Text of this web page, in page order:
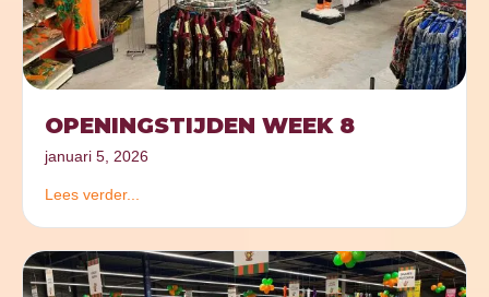
OPENINGSTIJDEN WEEK 8
januari 5, 2026
Lees verder...